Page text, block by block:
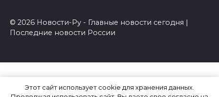
© 2026 Новости-Ру - Главные новости сегодня |
Последние новости России
Этот сайт использует cookie для хранения данных.